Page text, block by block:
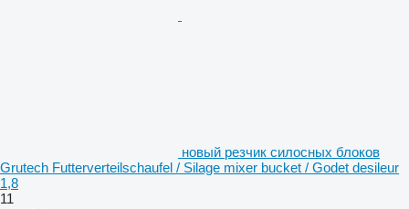
новый резчик силосных блоков
Grutech Futterverteilschaufel / Silage mixer bucket / Godet desileur
1,8
11